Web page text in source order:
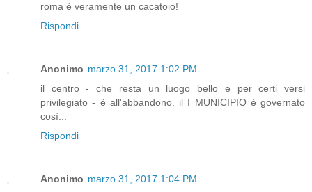
roma è veramente un cacatoio!
Rispondi
Anonimo marzo 31, 2017 1:02 PM
il centro - che resta un luogo bello e per certi versi
privilegiato - è all'abbandono. il I MUNICIPIO è governato
così...
Rispondi
Anonimo marzo 31, 2017 1:04 PM